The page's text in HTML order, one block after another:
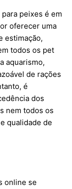
peixes é em
oferecer uma
estimação,
todos os pet
aquarismo,
de rações
é
dos
nem todos os
qualidade de
online se